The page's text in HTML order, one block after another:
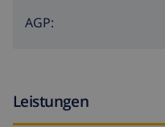
AGP:
Leistungen